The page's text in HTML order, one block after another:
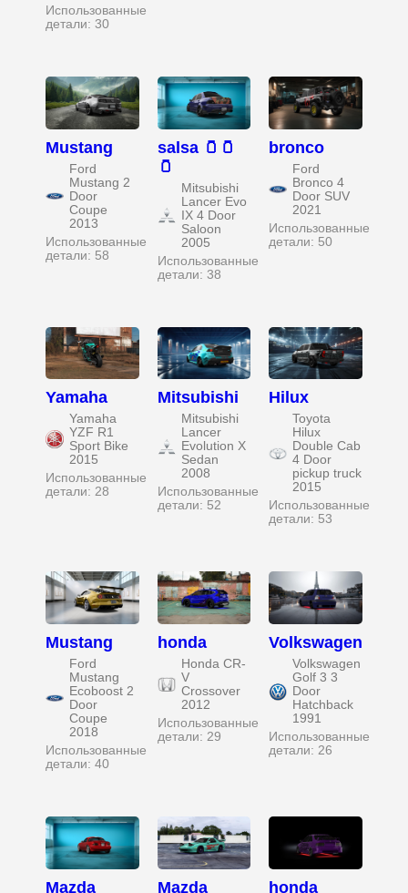
Использованные
детали: 30
Mustang
Ford
Mustang 2
Door
Coupe
2013
Использованные
детали: 58
salsa 🫙🫙
🫙
Mitsubishi
Lancer Evo
IX 4 Door
Saloon
2005
Использованные
детали: 38
bronco
Ford
Bronco 4
Door SUV
2021
Использованные
детали: 50
Yamaha
Yamaha
YZF R1
Sport Bike
2015
Использованные
детали: 28
Mitsubishi
Mitsubishi
Lancer
Evolution X
Sedan
2008
Использованные
детали: 52
Hilux
Toyota
Hilux
Double Cab
4 Door
pickup truck
2015
Использованные
детали: 53
Mustang
Ford
Mustang
Ecoboost 2
Door
Coupe
2018
Использованные
детали: 40
honda
Honda CR-
V
Crossover
2012
Использованные
детали: 29
Volkswagen
Volkswagen
Golf 3 3
Door
Hatchback
1991
Использованные
детали: 26
Mazda Mazda honda